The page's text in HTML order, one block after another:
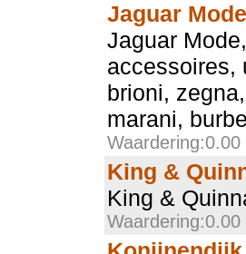
Jaguar Mode
Jaguar
accessoires,
brioni,
marani,
King &
King &